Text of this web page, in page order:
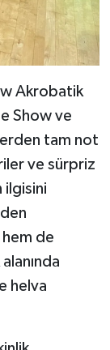
Akrobatik
Show ve
tam not
ve sürpriz
ilgisini
de
helva